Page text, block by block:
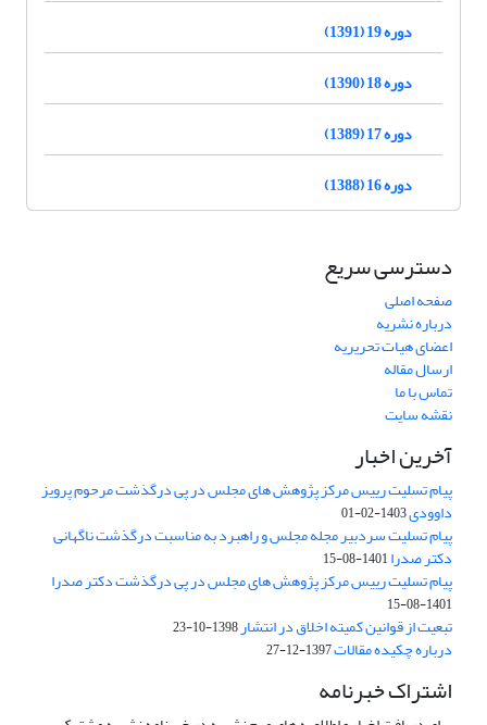
دوره 19 (1391)
دوره 18 (1390)
دوره 17 (1389)
دوره 16 (1388)
دسترسی سریع
صفحه اصلی
درباره نشریه
اعضای هیات تحریریه
ارسال مقاله
تماس با ما
نقشه سایت
آخرین اخبار
پیام تسلیت رییس مرکز پژوهش های مجلس در پی درگذشت مرحوم پرویز
داوودی1403-02-01
پیام تسلیت سردبیر مجله مجلس و راهبرد به مناسبت درگذشت ناگهانی
دکتر صدرا1401-08-15
پیام تسلیت رییس مرکز پژوهش های مجلس در پی درگذشت دکتر صدرا
1401-08-15
تبعیت از قوانین کمیته اخلاق در انتشار1398-10-23
درباره چکیده مقالات1397-12-27
اشتراک خبرنامه